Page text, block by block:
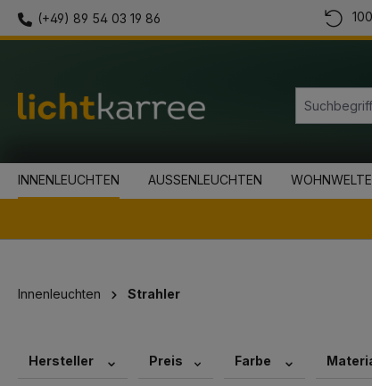
Zur Hauptnavigation springen
(+49) 89 54 03 19 86
INNENLEUCHTEN
AUSSENLEUCHTEN
Innenleuchten Strahler
Hersteller Preis Farbe